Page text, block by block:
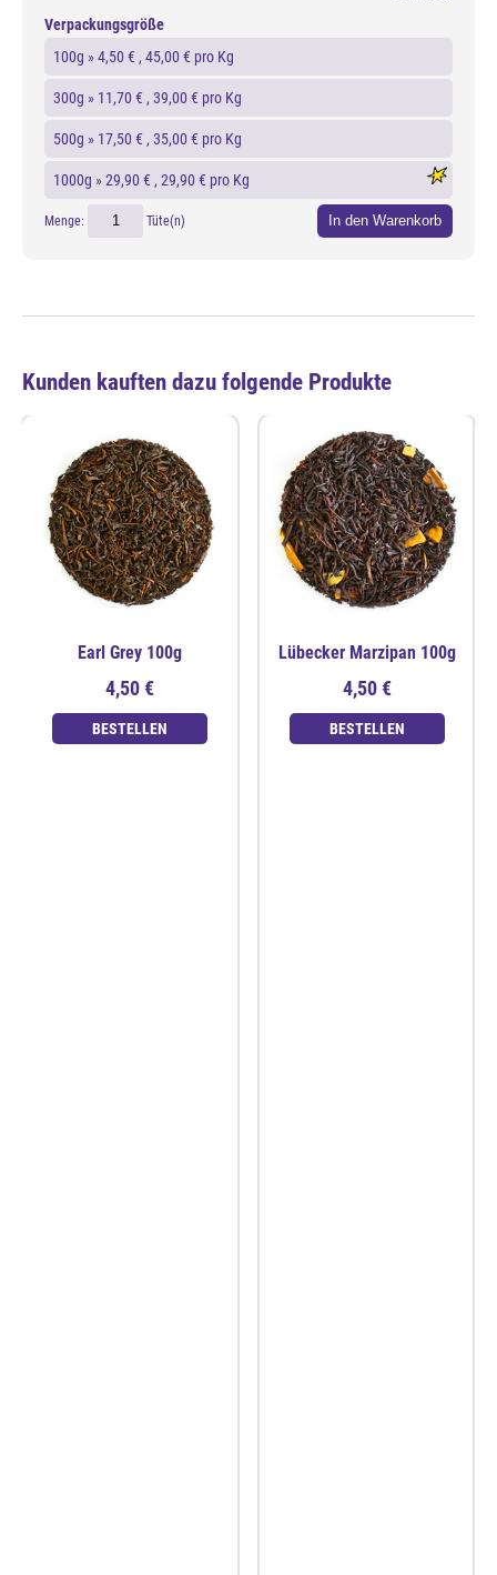
Verpackungsgröße
100g »4,50 € , 45,00 € pro Kg
300g » 11,70 € , 39,00 € pro Kg
500g » 17,50 € , 35,00 € pro Kg
1000g »29,90 € , 29,90 € pro Kg
Menge: Tüte(n) In den Warenkorb
Kunden kauften dazu folgende Produkte
Earl Grey 100g
4,50 €
BESTELLEN
Lübecker Marzipan 100g
4,50 €
BESTELLEN